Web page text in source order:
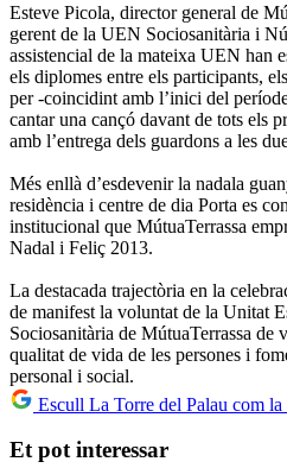
Esteve Picola, director general de
gerent de la UEN Sociosanitària i
assistencial de la mateixa UEN han
els diplomes entre els participants,
per -coincidint amb l’inici del
cantar una cançó davant de tots els
amb l’entrega dels guardons a les
Més enllà d’esdevenir la nadala
residència i centre de dia Porta es
institucional que MútuaTerrassa
Nadal i Feliç 2013.
La destacada trajectòria en la
de manifest la voluntat de la Unitat
Sociosanitària de MútuaTerrassa de
qualitat de vida de les persones i
personal i social.
Escull La Torre del Palau com
Et pot interessar